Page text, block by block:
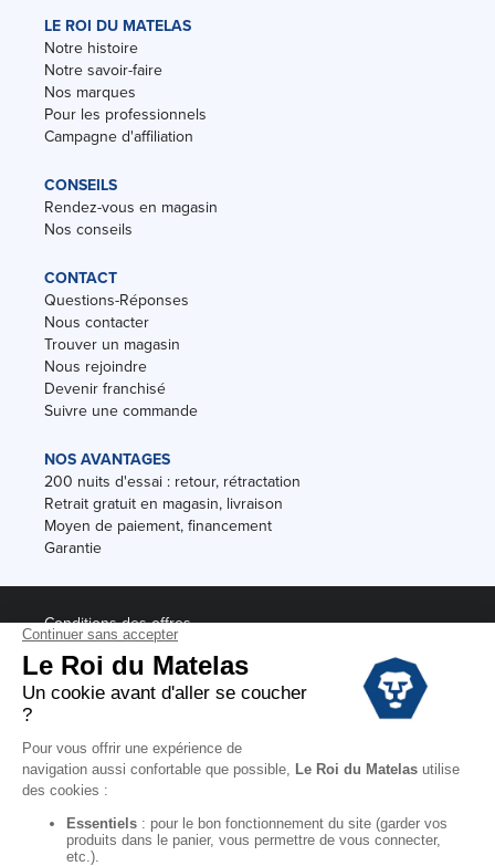
LE ROI DU MATELAS
Notre histoire
Notre savoir-faire
Nos marques
Pour les professionnels
Campagne d'affiliation
CONSEILS
Rendez-vous en magasin
Nos conseils
CONTACT
Questions-Réponses
Nous contacter
Trouver un magasin
Nous rejoindre
Devenir franchisé
Suivre une commande
NOS AVANTAGES
200 nuits d'essai : retour, rétractation
Retrait gratuit en magasin, livraison
Moyen de paiement, financement
Garantie
Conditions des offres
Black Friday
Destockage
Soldes
Conditions Générales de vente magasin
Conditions Générales de vente internet
Mentions Légales
Données personnelles
Codes promo Le Roi du Matelas